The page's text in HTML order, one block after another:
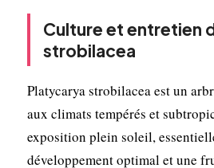
Culture et entretien
strobilacea
Platycarya strobilacea est un
aux climats tempérés et
exposition plein soleil,
développement optimal et une